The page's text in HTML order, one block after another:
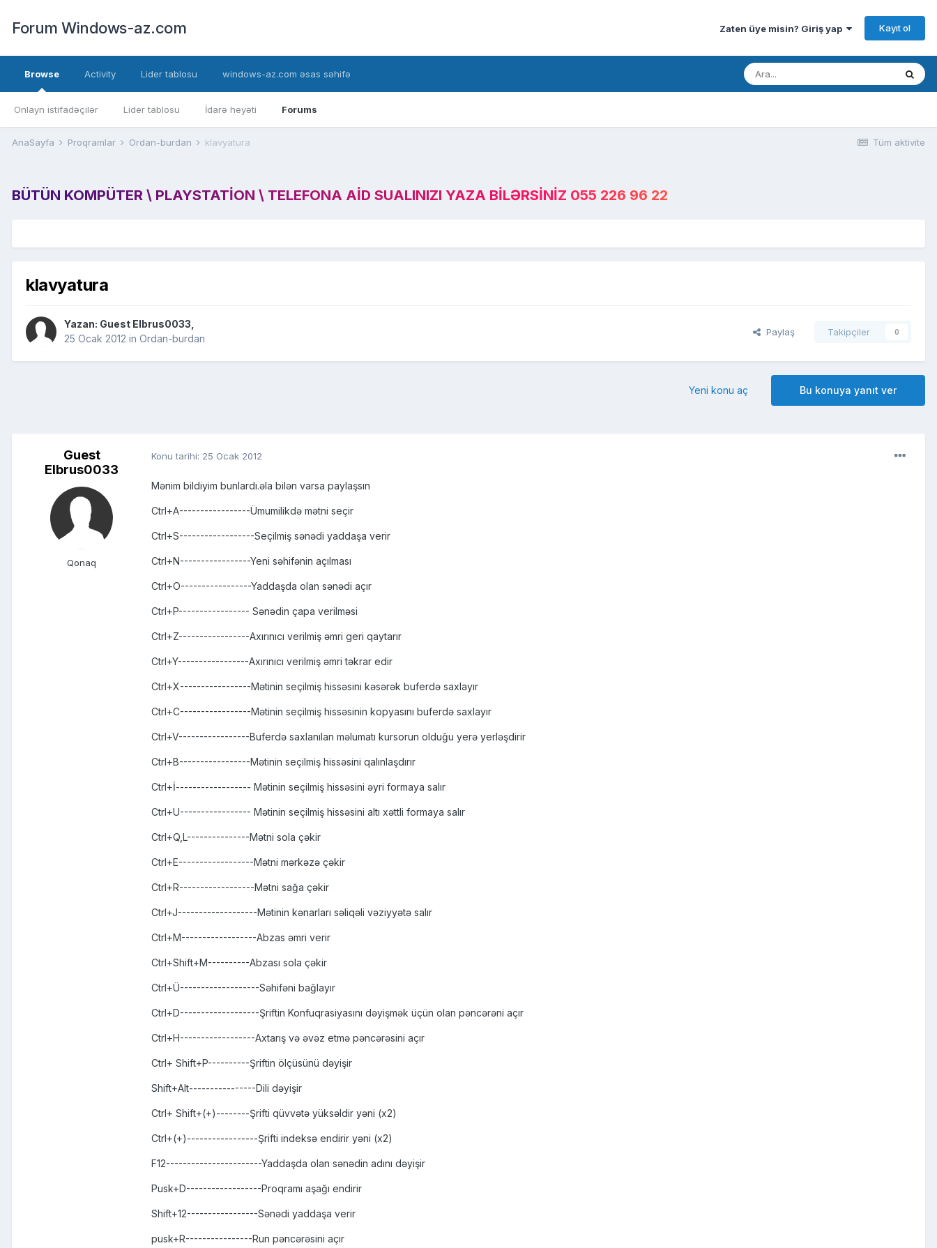
Forum Windows-az.com Zaten üye misin? Giriş yap Kayıt ol
Browse
Onlayn istifadəçilər Lider tablosu İdarə heyəti Forums
Activity Lider tablosu windows-az.com əsas səhifə
Tüm aktivite
AnaSayfa Proqramlar Ordan-burdan klavyatura
BÜTÜN KOMPÜTER \ PLAYSTATION \ TELEFONA AID SUALINIZI YAZA BILƏRSINIZ 055 226 96 22
klavyatura
Yazan: Guest Elbrus0033,
25 Ocak 2012 in Ordan-burdan
Paylaş Takipçiler 0
Bu konuya yanıt ver
Yeni konu aç
Guest
Elbrus0033
Qonaq
Konu tarihi: 25 Ocak 2012
Mənim bildiyim bunlardı.əla bilən varsa paylaşsın
Ctrl+A-----------------Ümumilikdə mətni seçir
Ctrl+S------------------Seçilmiş sənədi yaddaşa verir
Ctrl+N-----------------Yeni səhifənin açılması
Ctrl+O-----------------Yaddaşda olan sənədi açır
Ctrl+P----------------- Sənədin çapa verilməsi
Ctrl+Z-----------------Axırınıcı verilmiş əmri geri qaytarır
Ctrl+Y-----------------Axırınıcı verilmiş əmri təkrar edir
Ctrl+X-----------------Mətinin seçilmiş hissəsini kəsərək buferdə saxlayır
Ctrl+C-----------------Mətinin seçilmiş hissəsinin kopyasını buferdə saxlayır
Ctrl+V-----------------Buferdə saxlanılan məlumatı kursorun olduğu yerə yerləşdirir
Ctrl+B-----------------Mətinin seçilmiş hissəsini qalınlaşdırır
Ctrl+İ------------------ Mətinin seçilmiş hissəsini əyri formaya salır
Ctrl+U----------------- Mətinin seçilmiş hissəsini altı xəttli formaya salır
Ctrl+Q,L---------------Mətni sola çəkir
Ctrl+E------------------Mətni mərkəzə çəkir
Ctrl+R------------------Mətni sağa çəkir
Ctrl+J-------------------Mətinin kənarları səliqəli vəziyyətə salır
Ctrl+M------------------Abzas əmri verir
Ctrl+Shift+M----------Abzası sola çəkir
Ctrl+Ü-------------------Səhifəni bağlayır
Ctrl+D-------------------Şriftin Konfuqrasiyasını dəyişmək üçün olan pəncərəni açır
Ctrl+H------------------Axtarış və əvəz etmə pəncərəsini açır
Ctrl+ Shift+P----------Şriftin ölçüsünü dəyişir
Shift+Alt----------------Dili dəyişir
Ctrl+ Shift+(+)--------Şrifti qüvvətə yüksəldir yəni (x2)
Ctrl+(+)-----------------Şrifti indeksə endirir yəni (x2)
F12-----------------------Yaddaşda olan sənədin adını dəyişir
Pusk+D------------------Proqramı aşağı endirir
Shift+12-----------------Sənədi yaddaşa verir
pusk+R----------------Run pəncərəsini açır